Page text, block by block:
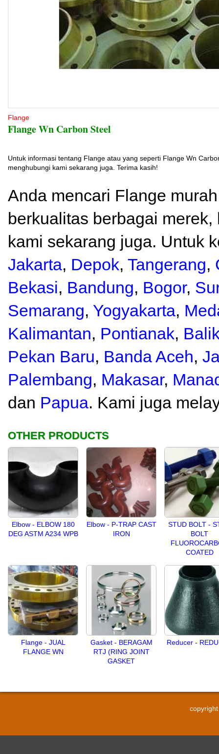
Flange
Flange Wn Carbon Steel
Untuk informasi tentang Flange atau yang seperti Flange Wn
menghubungi kami sekarang juga. Terima kasih!
Anda mencari Flange
berkualitas berbagai merek,
kami sekarang juga. Untuk
Jakarta, Depok, Tangerang,
Bekasi, Bandung, Bogor,
Semarang, Yogyakarta,
Kalimantan, Pontianak,
Pekan Baru, Banda Aceh,
Palembang, Makasar,
dan Papua. Kami juga
OTHER PRODUCTS
Elbow - ELBOW 180
DEG ASTM A234 WPB
Elbow - P-TRAP CAST
IRON
STUD BOLT -
BOLT
COATED
Flange - JUAL
FLANGE WN
Gasket - BERAGAM
RTJ (RING JOINT
GASKET
Reducer -